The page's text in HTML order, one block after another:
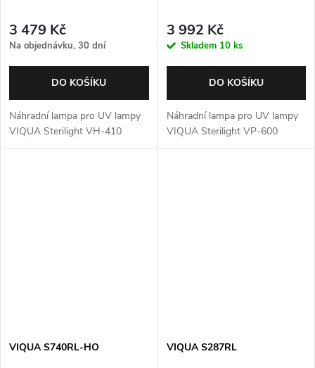
3 479 Kč
Na objednávku, 30 dní
DO KOŠÍKU
Náhradní lampa pro UV lampy
VIQUA Sterilight VH-410
3 992 Kč
Skladem 10 ks
DO KOŠÍKU
Náhradní lampa pro UV lampy
VIQUA Sterilight VP-600
VIQUA S740RL-HO VIQUA S287RL